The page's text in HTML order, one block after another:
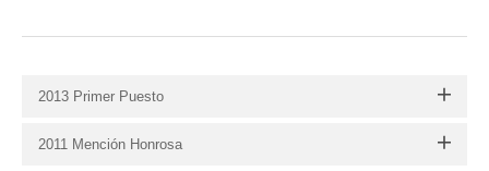
2013 Primer Puesto
2011 Mención Honrosa